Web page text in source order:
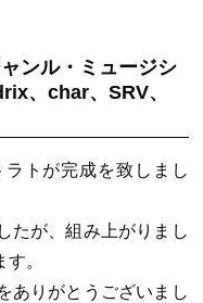
ンル・ミュージシ
、char、SRV、
トが完成を致しまし
たが、組み上がりまし
。
ありがとうございまし